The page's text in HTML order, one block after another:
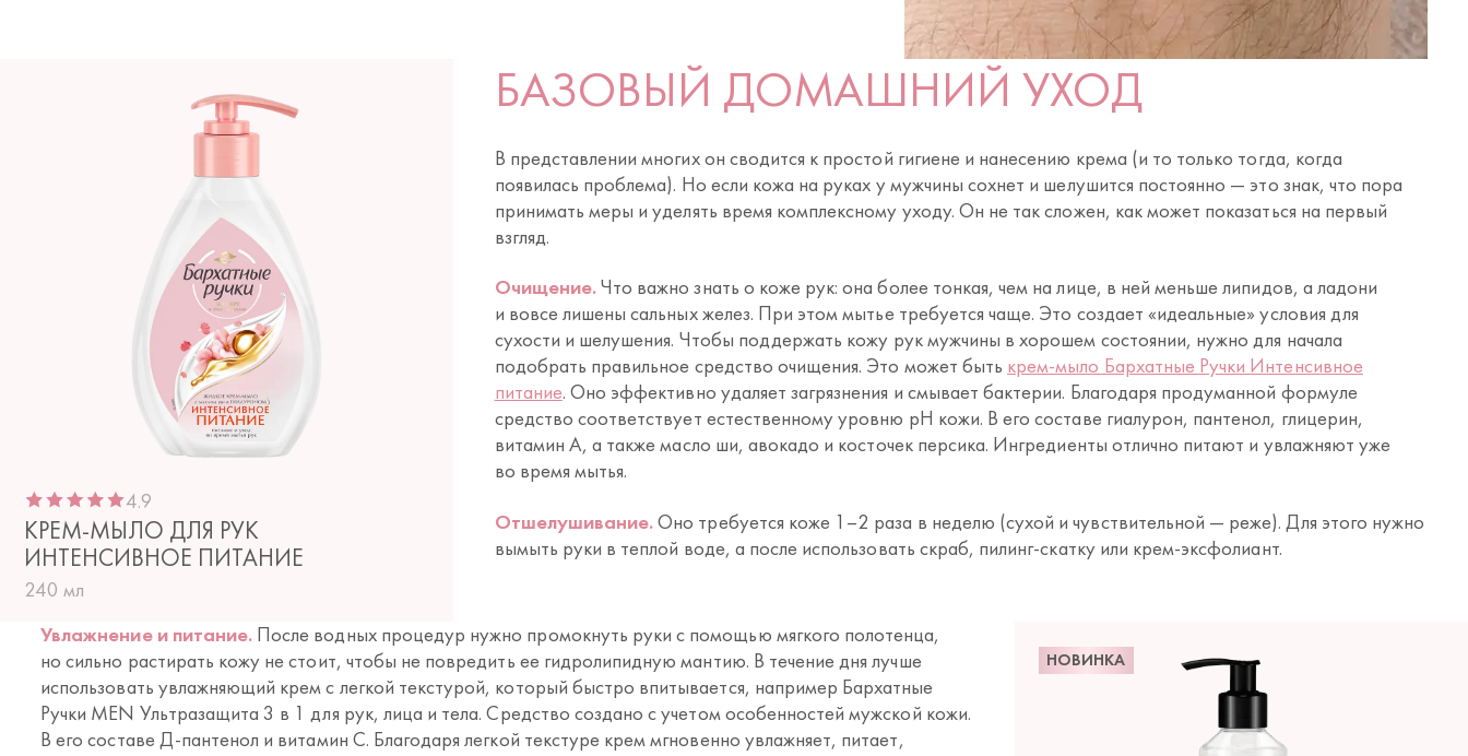
4.9
КРЕМ-МЫЛО ДЛЯ РУК
ИНТЕНСИВНОЕ ПИТАНИЕ
240 мл
БАЗОВЫЙ ДОМАШНИЙ УХОД
В представлении многих он сводится к простой гигиене и нанесению крема (и то только тогда, когда
появилась проблема). Но если кожа на руках у мужчины сохнет и шелушится постоянно — это знак, что пора
принимать меры и уделять время комплексному уходу. Он не так сложен, как может показаться на первый
взгляд.
Очищение.Что важно знать о коже рук: она более тонкая, чем на лице, в ней меньше липидов, а ладони
и вовсе лишены сальных желез. При этом мытье требуется чаще. Это создает «идеальные» условия для
сухости и шелушения. Чтобы поддержать кожу рук мужчины в хорошем состоянии, нужно для начала
подобрать правильное средство очищения. Это может быть крем-мыло Бархатные Ручки Интенсивное
питание. Оно эффективно удаляет загрязнения и смывает бактерии. Благодаря продуманной формуле
средство соответствует естественному уровню pH кожи. В его составе гиалурон, пантенол, глицерин,
витамин A, а также масло ши, авокадо и косточек персика. Ингредиенты отлично питают и увлажняют уже
во время мытья.
Отшелушивание.Оно требуется коже 1–2 раза в неделю (сухой и чувствительной — реже). Для этого нужно
вымыть руки в теплой воде, а после использовать скраб, пилинг-скатку или крем-эксфолиант.
Увлажнение и питание. После водных процедур нужно промокнуть руки с помощью мягкого полотенца,
но сильно растирать кожу не стоит, чтобы не повредить ее гидролипидную мантию. В течение дня лучше
использовать увлажняющий крем с легкой текстурой, который быстро впитывается, например Бархатные
Ручки MEN Ультразащита 3 в 1 для рук, лица и тела. Средство создано с учетом особенностей мужской кожи.
В его составе Д-пантенол и витамин C. Благодаря легкой текстуре крем мгновенно увлажняет, питает,
НОВИНКА